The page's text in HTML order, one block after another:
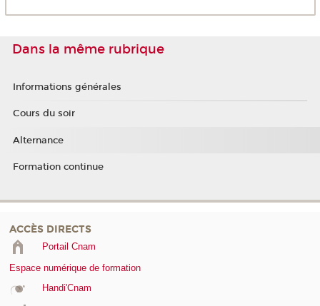
Dans la même rubrique
Informations générales
Cours du soir
Alternance
Formation continue
ACCÈS DIRECTS
Portail Cnam
Espace numérique de formation
Handi'Cnam